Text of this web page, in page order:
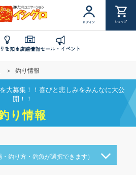
ログイン ショップ
を知る店舗情報セール・イベント
釣り情報
大募集！！喜びと悲しみをみんなに大公
開！！
り情報
・釣り方・釣魚が選択できます）